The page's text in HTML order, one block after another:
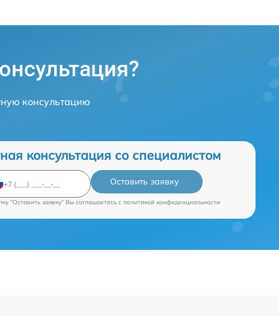
консультацию
консультация со специалистом
Оставить заявку
"Оставить заявку" Вы соглашаетесь c политикой конфиденциальности